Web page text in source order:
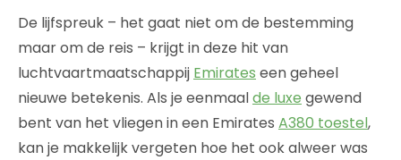
De lijfspreuk – het gaat niet om de bestemming
maar om de reis – krijgt in deze hit van
luchtvaartmaatschappij Emirates een geheel
nieuwe betekenis. Als je eenmaalde luxe gewend
bent van het vliegen in een Emirates A380 toestel,
kan je makkelijk vergeten hoe het ook alweer was